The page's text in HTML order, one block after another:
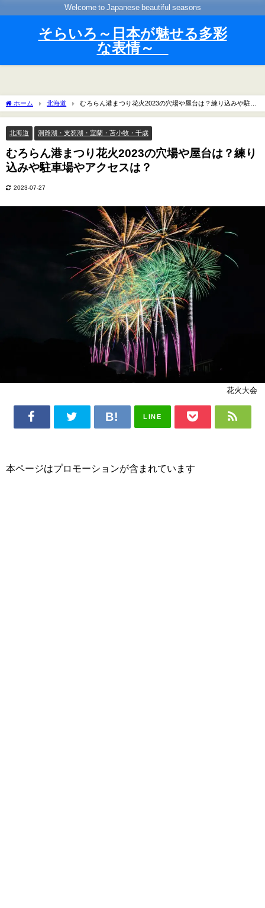
Welcome to Japanese beautiful seasons
そらいろ～日本が魅せる多彩
な表情～
ホーム 北海道
むろらん港まつり花火2023の穴場や屋台は？練り込みや駐車
場やアクセスは？
北海道 洞爺湖・支笏湖・室蘭・苫小牧・千歳
むろらん港まつり花火2023の穴場や屋台は？練り
込みや駐車場やアクセスは？
2023-07-27
花火大会
LINE
本ページはプロモーションが含まれています